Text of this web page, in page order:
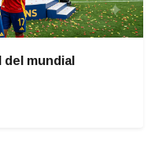
del mundial